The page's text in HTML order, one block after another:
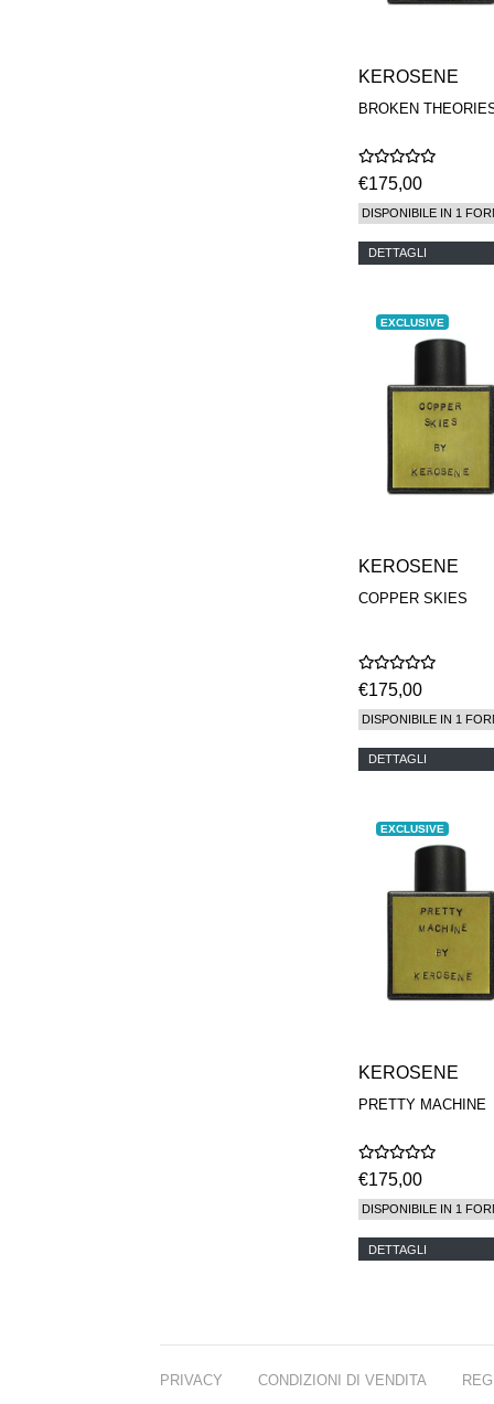
KEROSENE
BROKEN
€175,00
DISPONIBILE IN 1
DETTAGLI
EXCLUSIVE
KEROSENE
COPPER SKIES
€175,00
DISPONIBILE IN 1
DETTAGLI
EXCLUSIVE
KEROSENE
PRETTY MACHINE
€175,00
DISPONIBILE IN 1
DETTAGLI
PRIVACY CONDIZIONI DI VENDITA